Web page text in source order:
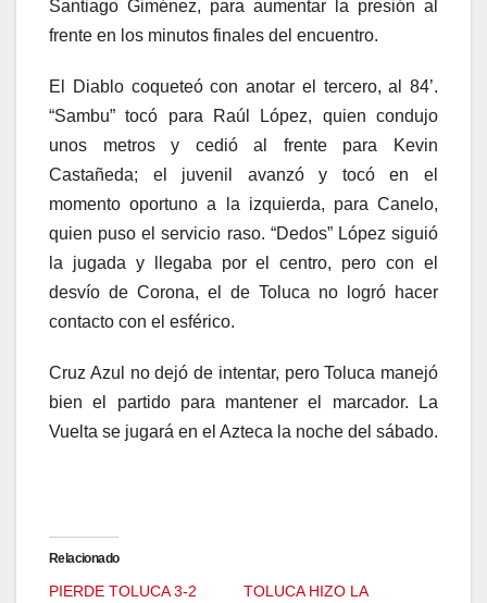
Santiago Giménez, para aumentar la presión al
frente en los minutos finales del encuentro.
El Diablo coqueteó con anotar el tercero, al 84’.
“Sambu” tocó para Raúl López, quien condujo
unos metros y cedió al frente para Kevin
Castañeda; el juvenil avanzó y tocó en el
momento oportuno a la izquierda, para Canelo,
quien puso el servicio raso. “Dedos” López siguió
la jugada y llegaba por el centro, pero con el
desvío de Corona, el de Toluca no logró hacer
contacto con el esférico.
Cruz Azul no dejó de intentar, pero Toluca manejó
bien el partido para mantener el marcador. La
Vuelta se jugará en el Azteca la noche del sábado.
Relacionado
PIERDE TOLUCA 3-2
TOLUCA HIZO LA